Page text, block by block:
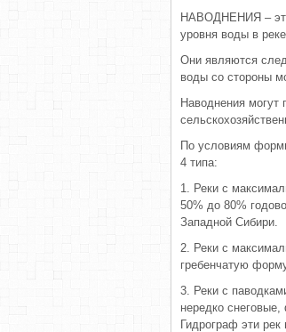
НАВОДНЕНИЯ – это
уровня воды в
Они являются
воды со стороны
Наводнения могут
По условиям
4 типа:
1. Реки с
50% до 80%
Западной Сибири.
2. Реки с
гребенчатую
3. Реки с
нередко
Гидрограф эти рек